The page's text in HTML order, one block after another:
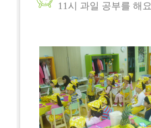
11시 과일 공부를 해요